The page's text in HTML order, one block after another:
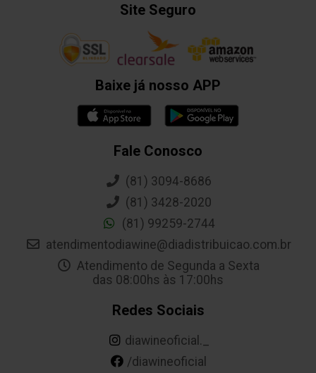
Site Seguro
Baixe já nosso APP
Fale Conosco
(81) 3094-8686
(81) 3428-2020
(81) 99259-2744
atendimentodiawine@diadistribuicao.com.br
Atendimento de Segunda a Sexta
das 08:00hs às 17:00hs
Redes Sociais
diawineoficial._
/diawineoficial